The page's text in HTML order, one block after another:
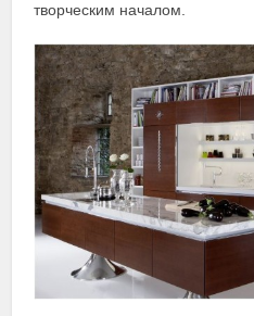
творческим началом.